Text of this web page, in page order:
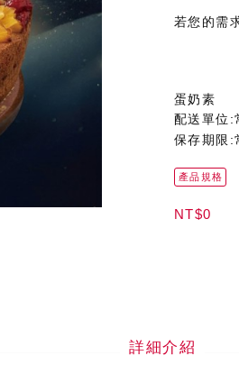
若您的需
蛋奶素
配送單位
保存期限:
產品規格
NT$0
詳細介紹